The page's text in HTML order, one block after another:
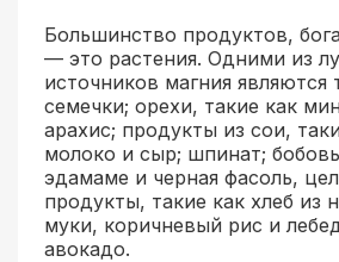
Большинство продуктов,
— это растения. Одними из
источников магния являются
семечки; орехи, такие как
арахис; продукты из сои,
молоко и сыр; шпинат;
эдамаме и черная фасоль,
продукты, такие как хлеб из
муки, коричневый рис и
авокадо.